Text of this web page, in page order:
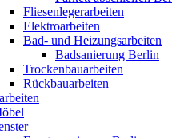
Fliesenlegerarbeiten
Elektroarbeiten
Bad- und Heizungsarbeiten
Badsanierung Berlin
Trockenbauarbeiten
Rückbauarbeiten